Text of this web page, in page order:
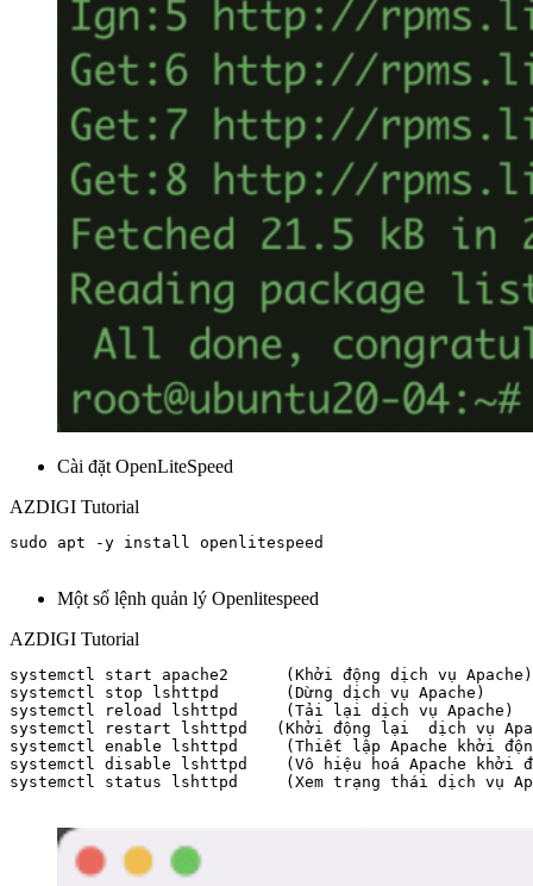
Cài đặt OpenLiteSpeed
AZDIGI Tutorial
sudo apt -y install openlitespeed
Một số lệnh quản lý Openlitespeed
AZDIGI Tutorial
systemctl start apache2      (Khởi động dịch vụ Apache)
systemctl stop lshttpd       (Dừng dịch vụ Apache)
systemctl reload lshttpd     (Tải lại dịch vụ Apache)
systemctl restart lshttpd   (Khởi động lại  dịch vụ
systemctl enable lshttpd     (Thiết lập Apache khởi
systemctl disable lshttpd    (Vô hiệu hoá Apache khởi
systemctl status lshttpd     (Xem trạng thái dịch vụ